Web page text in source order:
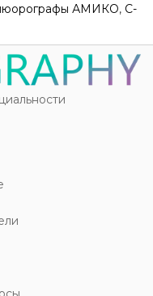
АМИКО, C-